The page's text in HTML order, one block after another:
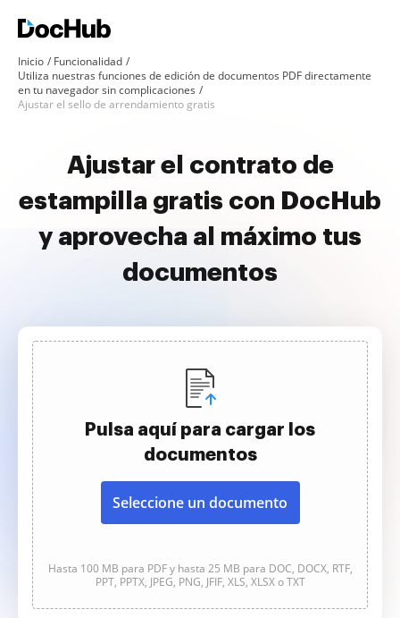
Inicio
Funcionalidad
Utiliza nuestras funciones de edición de documentos PDF directamente
en tu navegador sin complicaciones
Ajustar el sello de arrendamiento gratis
Ajustar el contrato de
estampilla gratis con DocHub
y aprovecha al máximo tus
documentos
Pulsa aquí para cargar los
documentos
Seleccione un documento
Hasta 100 MB para PDF y hasta 25 MB para DOC, DOCX, RTF,
PPT, PPTX, JPEG, PNG, JFIF, XLS, XLSX o TXT